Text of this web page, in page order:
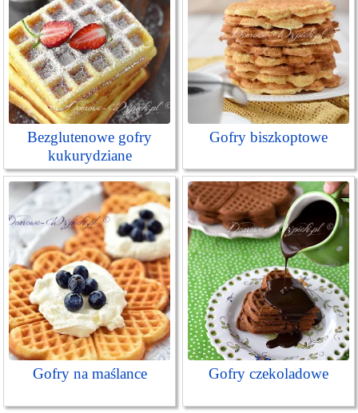
Bezglutenowe gofry
kukurydziane
Gofry biszkoptowe
Gofry na maślance Gofry czekoladowe